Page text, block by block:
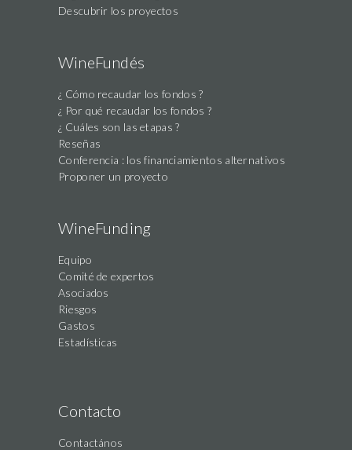
Descubrir los proyectos
WineFundés
¿ Cómo recaudar los fondos ?
¿ Por qué recaudar los fondos ?
¿ Cuáles son las etapas ?
Reseñas
Conferencia : los financiamientos alternativos
Proponer un proyecto
WineFunding
Equipo
Comité de expertos
Asociados
Riesgos
Gastos
Estadísticas
Contacto
Contactános